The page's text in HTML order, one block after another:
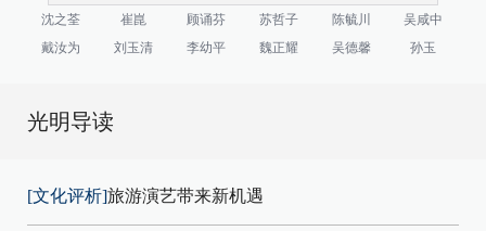
沈之荃 崔崑 顾诵芬 苏哲子 陈毓川
吴咸中
戴汝为
刘玉清 李幼平 魏正耀 吴德馨 孙玉
光明导读
[文化评析]旅游演艺带来新机遇